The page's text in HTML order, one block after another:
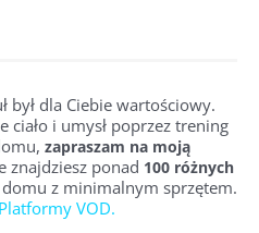
był dla Ciebie wartościowy.
ciało i umysł poprzez trening
zapraszam na moją
znajdziesz ponad 100 różnych
z minimalnym sprzętem.
VOD.